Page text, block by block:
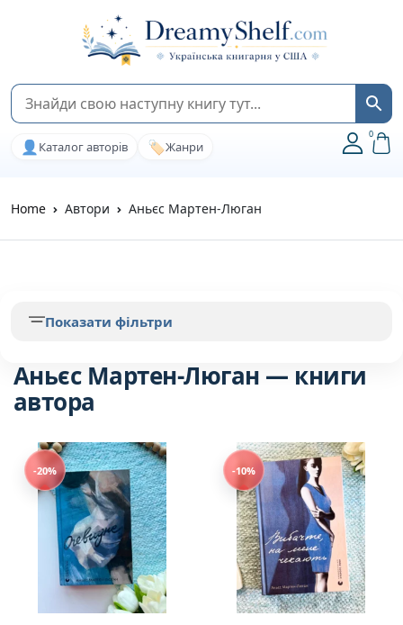
👤 Каталог авторів 🏷️Жанри
0
Home Автори Аньєс Мартен-Люган
Аньєс Мартен-Люган — книги
автора
-20% -10%
Показати фільтри